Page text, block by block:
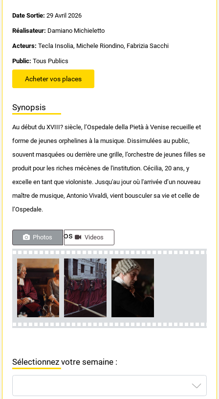
Date Sortie:29 Avril 2026
Réalisateur: Damiano Michieletto
Acteurs:Tecla Insolia, Michele Riondino, Fabrizia Sacchi
Public:Tous Publics
Acheter vos places
Synopsis
Au début du XVIII? siècle, l’Ospedale della Pietà à Venise recueille et
forme de jeunes orphelines à la musique. Dissimulées au public,
souvent masquées ou derrière une grille, l’orchestre de jeunes filles se
produit pour les riches mécènes de l'institution. Cécilia, 20 ans, y
excelle en tant que violoniste. Jusqu'au jour où l'arrivée d’un nouveau
maître de musique, Antonio Vivaldi, vient bousculer sa vie et celle de
l’Ospedale.
Photos & videos
Photos Videos
Sélectionnez votre semaine :